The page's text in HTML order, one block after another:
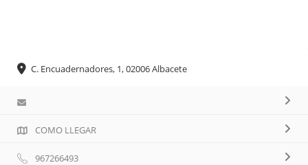
C. Encuadernadores, 1, 02006 Albacete
COMO LLEGAR
967266493